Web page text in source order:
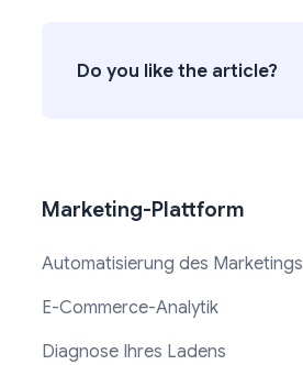
Do you like the article?
Marketing-Plattform
Automatisierung des Marketings
E-Commerce-Analytik
Diagnose Ihres Ladens